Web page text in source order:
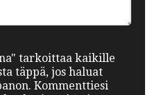
tarkoittaa kaikille
täppä, jos haluat
Kommenttiesi